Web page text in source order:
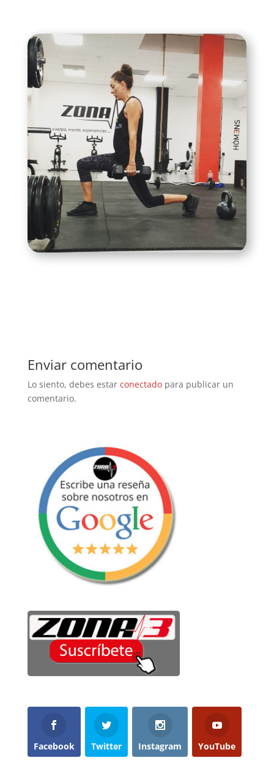
Enviar comentario
Lo siento, debes estar conectadopara publicar un
comentario.
Facebook Twitter Instagram YouTube